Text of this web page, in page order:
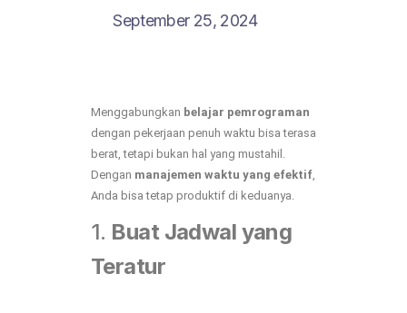
September 25, 2024
Menggabungkan belajar pemrograman
dengan pekerjaan penuh waktu bisa terasa
berat, tetapi bukan hal yang mustahil.
Dengan manajemen waktu yang efektif,
Anda bisa tetap produktif di keduanya.
1. Buat Jadwal yang
Teratur